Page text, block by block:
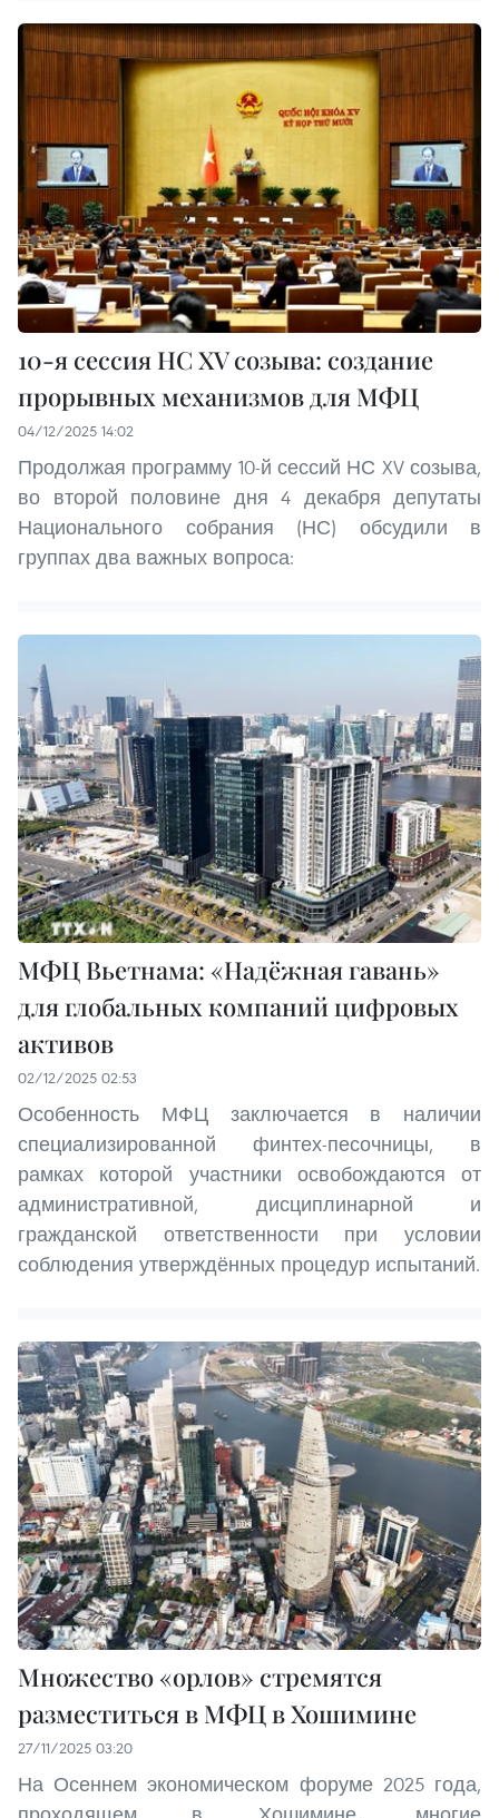
10-я сессия НС XV созыва: создание
прорывных механизмов для МФЦ
04/12/2025 14:02
Продолжая программу 10-й сессий НС XV созыва,
во второй половине дня 4 декабря депутаты
Национального собрания (НС) обсудили в
группах два важных вопроса:
МФЦ Вьетнама: «Надёжная гавань»
для глобальных компаний цифровых
активов
02/12/2025 02:53
Особенность МФЦ заключается в наличии
специализированной финтех-песочницы, в
рамках которой участники освобождаются от
административной, дисциплинарной и
гражданской ответственности при условии
соблюдения утверждённых процедур испытаний.
Множество «орлов» стремятся
разместиться в МФЦ в Хошимине
27/11/2025 03:20
На Осеннем экономическом форуме 2025 года,